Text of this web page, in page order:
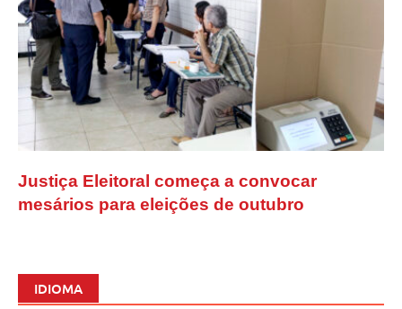
Justiça Eleitoral começa a convocar
mesários para eleições de outubro
IDIOMA